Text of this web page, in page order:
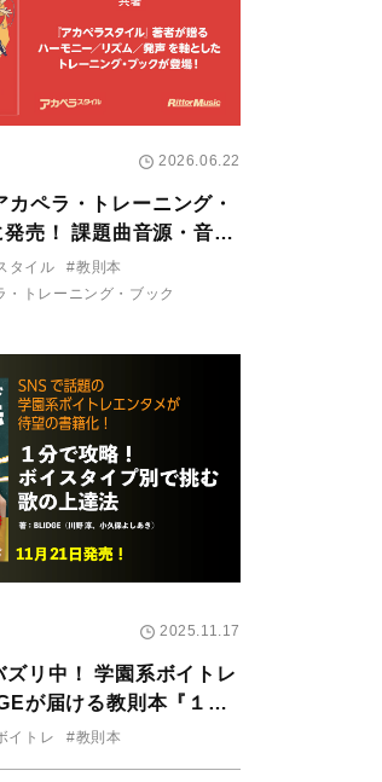
2026.06.22
カペラ・トレーニング・
売！ 課題曲音源・音取
タイル
#教則本
トレーニング・ブック
2025.11.17
ズリ中！ 学園系ボイトレ
が届ける教則本『１分
プ別で挑む歌の上達
イトレ #教則本